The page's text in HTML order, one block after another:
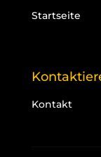
Startseite
Kontakt